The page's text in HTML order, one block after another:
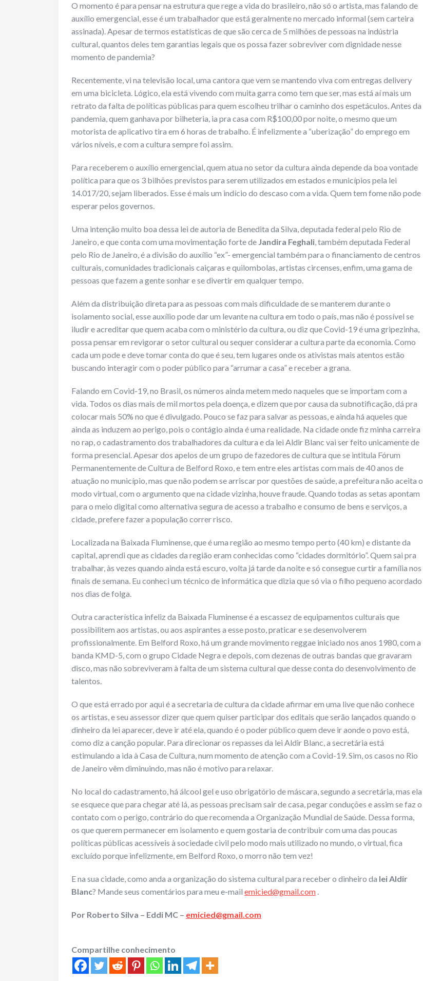
O momento é para pensar na estrutura que rege a vida do brasileiro, não só o artista, mas falando de
auxílio emergencial, esse é um trabalhador que está geralmente no mercado informal (sem carteira
assinada). Apesar de termos estatísticas de que são cerca de 5 milhões de pessoas na indústria
cultural, quantos deles tem garantias legais que os possa fazer sobreviver com dignidade nesse
momento de pandemia?
Recentemente, vi na televisão local, uma cantora que vem se mantendo viva com entregas delivery
em uma bicicleta. Lógico, ela está vivendo com muita garra como tem que ser, mas está aí mais um
retrato da falta de políticas públicas para quem escolheu trilhar o caminho dos espetáculos. Antes da
pandemia, quem ganhava por bilheteria, ia pra casa com R$100,00 por noite, o mesmo que um
motorista de aplicativo tira em 6 horas de trabalho. É infelizmente a “uberização” do emprego em
vários níveis, e com a cultura sempre foi assim.
Para receberem o auxílio emergencial, quem atua no setor da cultura ainda depende da boa vontade
política para que os 3 bilhões previstos para serem utilizados em estados e municípios pela lei
14.017/20, sejam liberados. Esse é mais um indício do descaso com a vida. Quem tem fome não pode
esperar pelos governos.
Uma intenção muito boa dessa lei de autoria de Benedita da Silva, deputada federal pelo Rio de
Janeiro, e que conta com uma movimentação forte de Jandira Feghali, também deputada Federal
pelo Rio de Janeiro, é a divisão do auxílio “ex”- emergencial também para o financiamento de centros
culturais, comunidades tradicionais caiçaras e quilombolas, artistas circenses, enfim, uma gama de
pessoas que fazem a gente sonhar e se divertir em qualquer tempo.
Além da distribuição direta para as pessoas com mais dificuldade de se manterem durante o
isolamento social, esse auxílio pode dar um levante na cultura em todo o país, mas não é possível se
iludir e acreditar que quem acaba com o ministério da cultura, ou diz que Covid-19 é uma gripezinha,
possa pensar em revigorar o setor cultural ou sequer considerar a cultura parte da economia. Como
cada um pode e deve tomar conta do que é seu, tem lugares onde os ativistas mais atentos estão
buscando interagir com o poder público para “arrumar a casa” e receber a grana.
Falando em Covid-19, no Brasil, os números ainda metem medo naqueles que se importam com a
vida. Todos os dias mais de mil mortos pela doença, e dizem que por causa da subnotificação, dá pra
colocar mais 50% no que é divulgado. Pouco se faz para salvar as pessoas, e ainda há aqueles que
ainda as induzem ao perigo, pois o contágio ainda é uma realidade. Na cidade onde fiz minha carreira
no rap, o cadastramento dos trabalhadores da cultura e da lei Aldir Blanc vai ser feito unicamente de
forma presencial. Apesar dos apelos de um grupo de fazedores de cultura que se intitula Fórum
Permanentemente de Cultura de Belford Roxo, e tem entre eles artistas com mais de 40 anos de
atuação no município, mas que não podem se arriscar por questões de saúde, a prefeitura não aceita o
modo virtual, com o argumento que na cidade vizinha, houve fraude. Quando todas as setas apontam
para o meio digital como alternativa segura de acesso a trabalho e consumo de bens e serviços, a
cidade, prefere fazer a população correr risco.
Localizada na Baixada Fluminense, que é uma região ao mesmo tempo perto (40 km) e distante da
capital, aprendi que as cidades da região eram conhecidas como “cidades dormitório”. Quem sai pra
trabalhar, às vezes quando ainda está escuro, volta já tarde da noite e só consegue curtir a família nos
finais de semana. Eu conheci um técnico de informática que dizia que só via o filho pequeno acordado
nos dias de folga.
Outra característica infeliz da Baixada Fluminense é a escassez de equipamentos culturais que
possibilitem aos artistas, ou aos aspirantes a esse posto, praticar e se desenvolverem
profissionalmente. Em Belford Roxo, há um grande movimento reggae iniciado nos anos 1980, com a
banda KMD-5, com o grupo Cidade Negra e depois, com dezenas de outras bandas que gravaram
disco, mas não sobreviveram à falta de um sistema cultural que desse conta do desenvolvimento de
talentos.
O que está errado por aqui é a secretaria de cultura da cidade afirmar em uma live que não conhece
os artistas, e seu assessor dizer que quem quiser participar dos editais que serão lançados quando o
dinheiro da lei aparecer, deve ir até ela, quando é o poder público quem deve ir aonde o povo está,
como diz a canção popular. Para direcionar os repasses da lei Aldir Blanc, a secretária está
estimulando a ida à Casa de Cultura, num momento de atenção com a Covid-19. Sim, os casos no Rio
de Janeiro vêm diminuindo, mas não é motivo para relaxar.
No local do cadastramento, há álcool gel e uso obrigatório de máscara, segundo a secretária, mas ela
se esquece que para chegar até lá, as pessoas precisam sair de casa, pegar conduções e assim se faz o
contato com o perigo, contrário do que recomenda a Organização Mundial de Saúde. Dessa forma,
os que querem permanecer em isolamento e quem gostaria de contribuir com uma das poucas
políticas públicas acessíveis à sociedade civil pelo modo mais utilizado no mundo, o virtual, fica
excluído porque infelizmente, em Belford Roxo, o morro não tem vez!
E na sua cidade, como anda a organização do sistema cultural para receber o dinheiro da leiAldir
Blanc? Mande seus comentários para meu e-mail emicied@gmail.com .
Por Roberto Silva – Eddi MC – emicied@gmail.com
Compartilhe conhecimento